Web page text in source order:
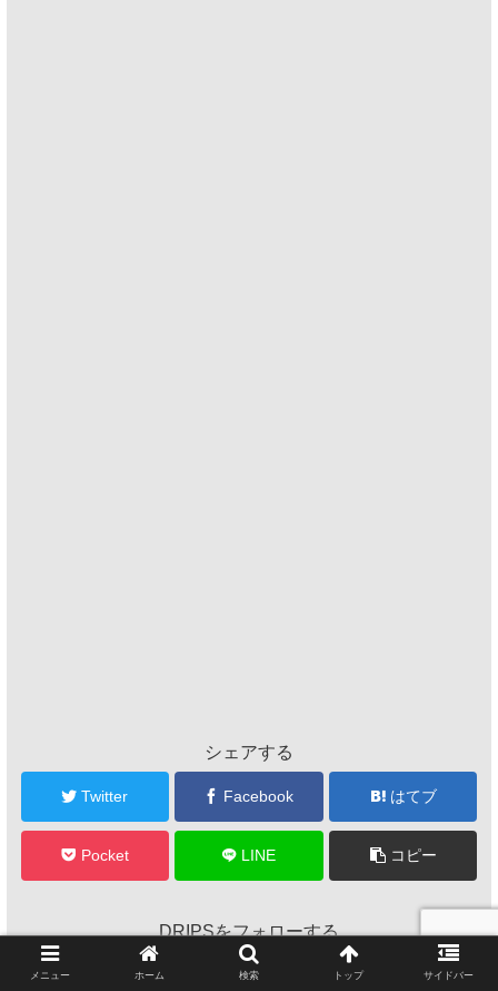
シェアする
Twitter Facebook はてブ
Pocket LINE コピー
DRIPSをフォローする
メニュー ホーム 検索 トップ サイドバー